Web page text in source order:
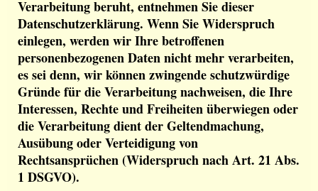
Verarbeitung beruht, entnehmen Sie dieser
Datenschutzerklärung. Wenn Sie Widerspruch
einlegen, werden wir Ihre betroffenen
personenbezogenen Daten nicht mehr verarbeiten,
es sei denn, wir können zwingende schutzwürdige
Gründe für die Verarbeitung nachweisen, die Ihre
Interessen, Rechte und Freiheiten überwiegen oder
die Verarbeitung dient der Geltendmachung,
Ausübung oder Verteidigung von
Rechtsansprüchen (Widerspruch nach Art. 21 Abs.
1 DSGVO).